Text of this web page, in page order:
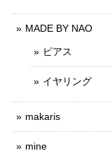
MADE BY NAO
ピアス
イヤリング
makaris
mine